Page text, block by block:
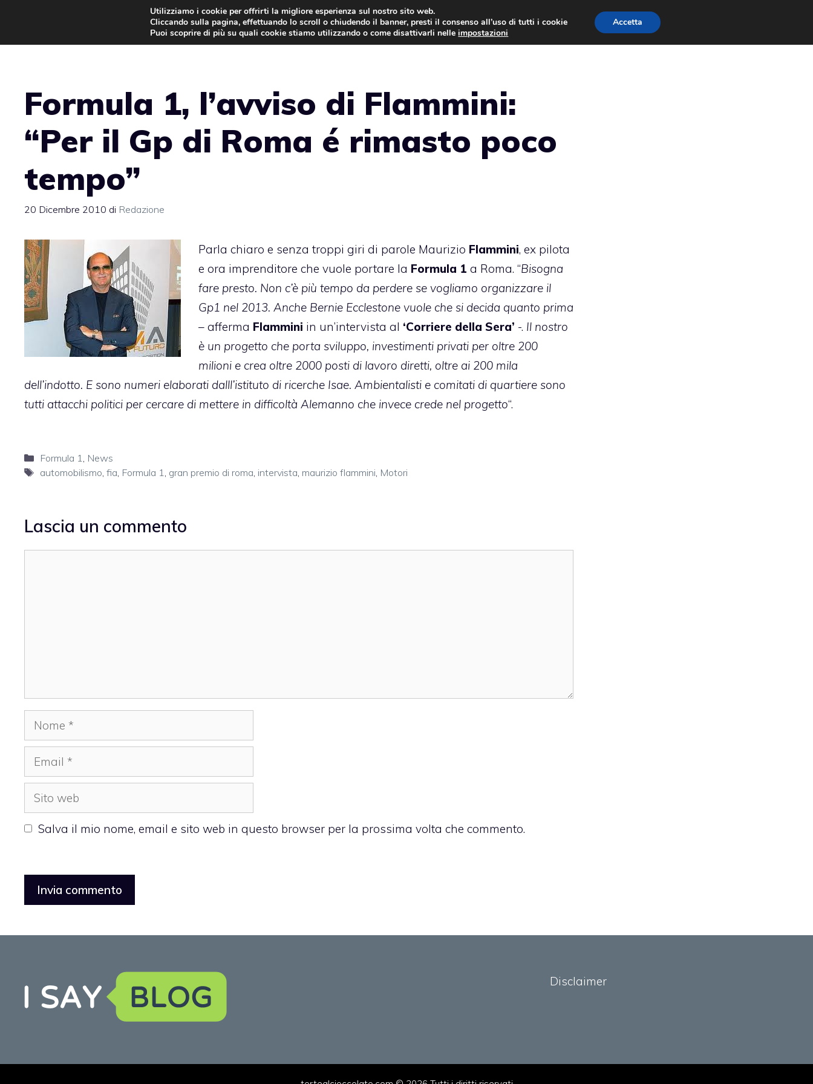
contenuto
AUTO NEWS EVENTI E FIERE
Formula 1, l’avviso di Flammini:
“Per il Gp di Roma é rimasto poco
tempo”
20 Dicembre 2010 di Redazione
Parla chiaro e senza troppi giri di parole Maurizio Flammini, ex pilota
e ora imprenditore che vuole portare la Formula 1 a Roma. “Bisogna
fare presto. Non c’è più tempo da perdere se vogliamo organizzare il
Gp1 nel 2013. Anche Bernie Ecclestone vuole che si decida quanto prima
– afferma Flammini in un’intervista al ‘Corriere della Sera’ -. Il nostro
è un progetto che porta sviluppo, investimenti privati per oltre 200
milioni e crea oltre 2000 posti di lavoro diretti, oltre ai 200 mila
dell’indotto. E sono numeri elaborati dalll’istituto di ricerche Isae. Ambientalisti e comitati di quartiere sono
tutti attacchi politici per cercare di mettere in difficoltà Alemanno che invece crede nel progetto“.
Categorie
Formula 1
News
Tag
automobilismo fia Formula 1 gran premio di roma intervista maurizio flammini Motori
Lascia un commento
Nome
Email
Sito
web
Salva il mio nome, email e sito web in questo browser per la prossima volta che commento.
Disclaimer
Utilizziamo i cookie per offrirti la migliore esperienza sul nostro sito web.
Cliccando sulla pagina, effettuando lo scroll o chiudendo il banner, presti il consenso all’uso di tutti i cookie
Puoi scoprire di più su quali cookie stiamo utilizzando o come disattivarli nelleimpostazioni
Accetta